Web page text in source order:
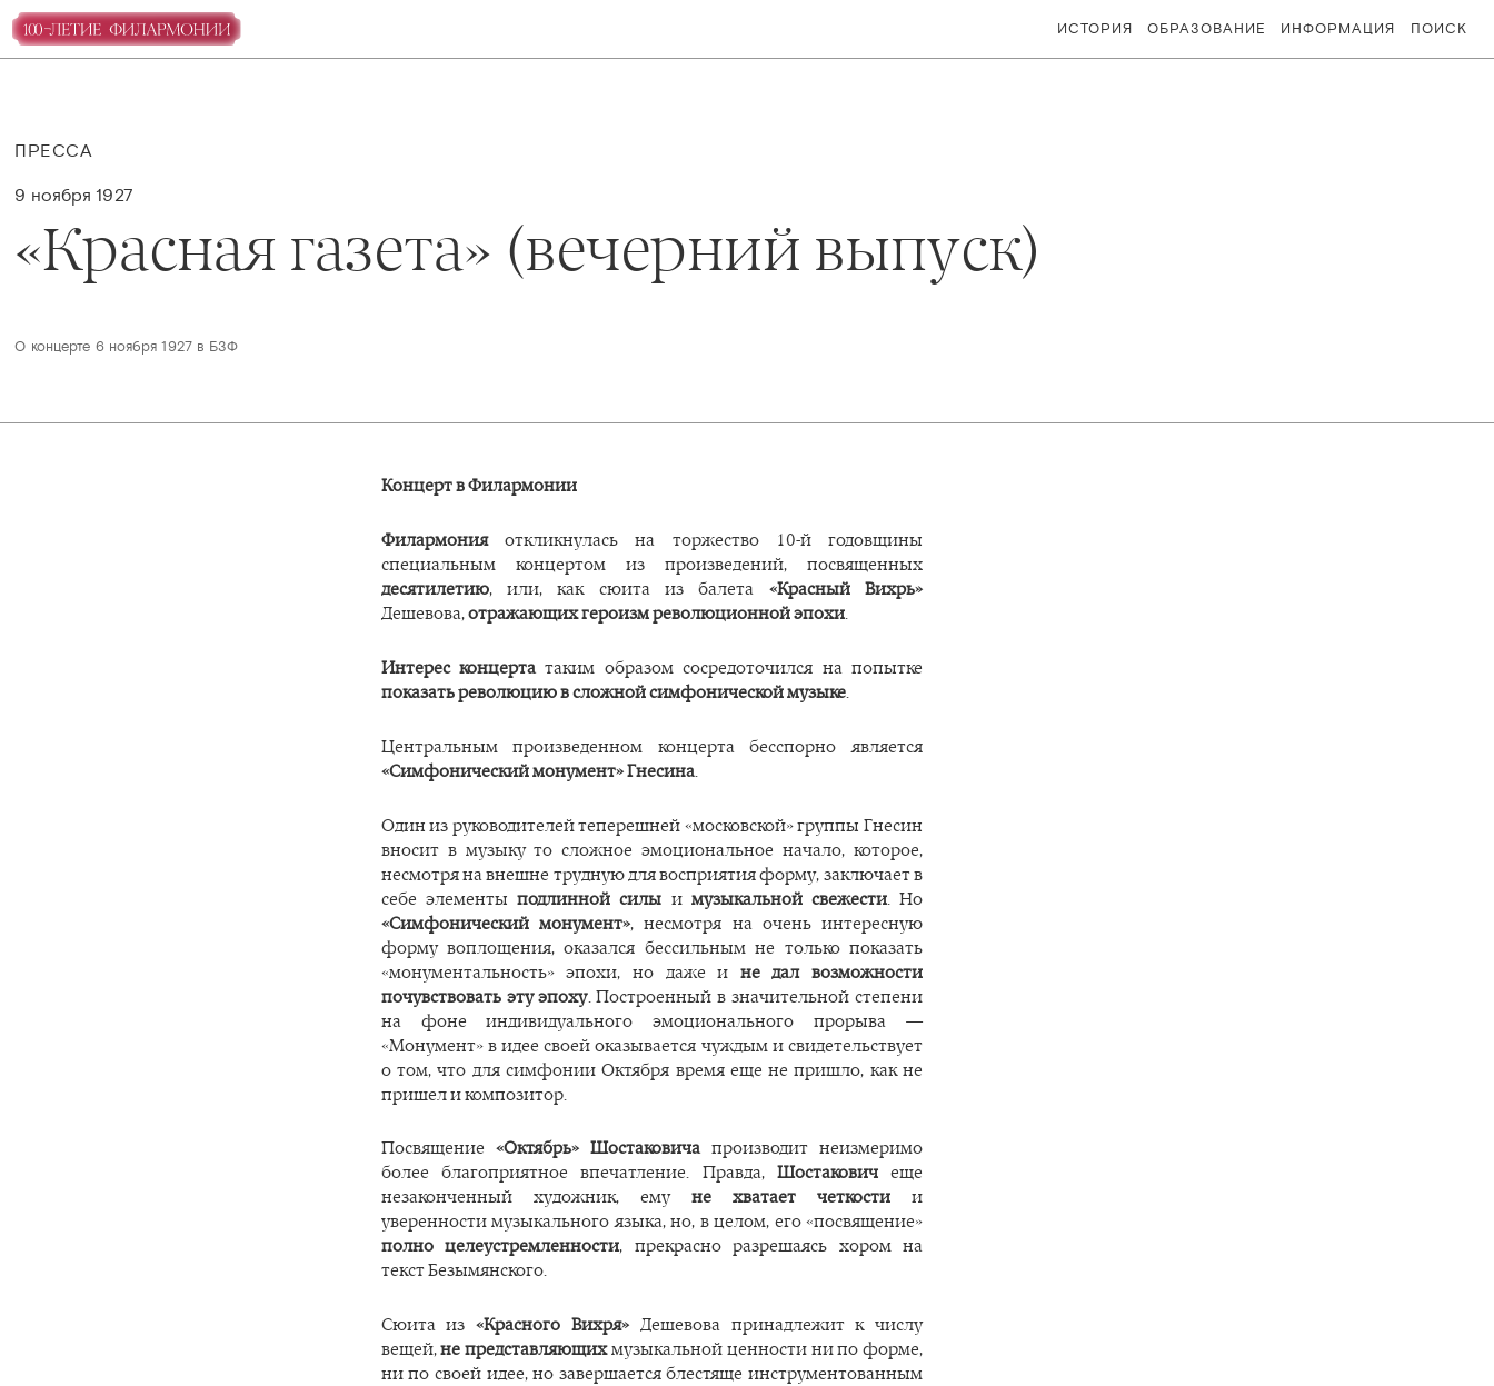
ИСТОРИЯ ОБРАЗОВАНИЕ ИНФОРМАЦИЯ ПОИСК
ПРЕССА
9 ноября 1927
«Красная газета» (вечерний выпуск)
О концерте 6 ноября 1927 в БЗФ
Концерт в Филармонии
Филармонияоткликнулась на торжество 10-й годовщины
специальным концертом из произведений, посвященных
десятилетию, или, как сюита из балета «Красный Вихрь»
Дешевова,отражающих героизм революционной эпохи.
Интерес концертатаким образом сосредоточился на попытке
показать революцию в сложной симфонической музыке.
Центральным произведенном концерта бесспорно является
«Симфонический монумент» Гнесина.
Один из руководителей теперешней «московской» группы Гнесин
вносит в музыку то сложное эмоциональное начало, которое,
несмотря на внешне трудную для восприятия форму, заключает в
себе элементыподлинной силы и музыкальной свежести. Но
«Симфонический монумент», несмотря на очень интересную
форму воплощения, оказался бессильным не только показать
«монументальность» эпохи, но даже и не дал возможности
почувствовать эту эпоху. Построенный в значительной степени
на фоне индивидуального эмоционального прорыва —
«Монумент» в идее своей оказывается чуждым и свидетельствует
о том, что для симфонии Октября время еще не пришло, как не
пришел и композитор.
Посвящение «Октябрь» Шостаковичапроизводит неизмеримо
более благоприятное впечатление. Правда, Шостаковичеще
незаконченный художник, ему не хватает четкости и
уверенности музыкального языка, но, в целом, его «посвящение»
полно целеустремленности, прекрасно разрешаясь хором на
текст Безымянского.
Сюита из«Красного Вихря» Дешевова принадлежит к числу
вещей,не представляющихмузыкальной ценности ни по форме,
ни по своей идее, но завершается блестяще инструментованным